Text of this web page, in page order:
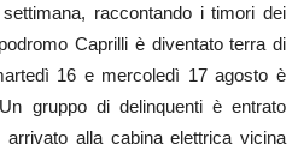
raccontando i timori dei
Caprilli è diventato terra di
16 e mercoledì 17 agosto è
gruppo di delinquenti è entrato
arrivato alla cabina elettrica vicina